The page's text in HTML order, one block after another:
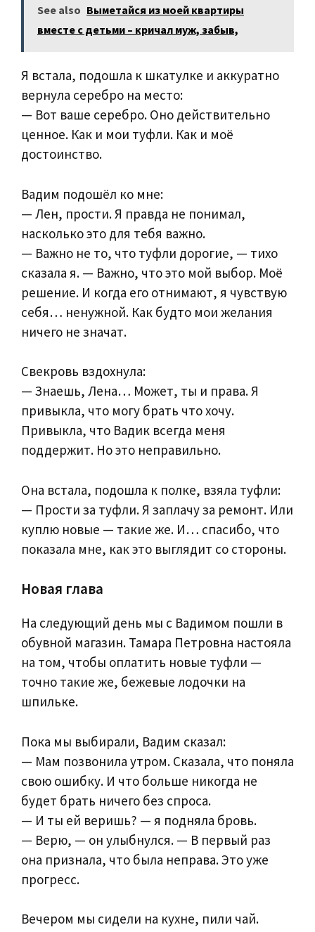
See also Выметайся из моей квартиры
вместе с детьми – кричал муж, забыв,
Я встала, подошла к шкатулке и аккуратно
вернула серебро на место:
— Вот ваше серебро. Оно действительно
ценное. Как и мои туфли. Как и моё
достоинство.
Вадим подошёл ко мне:
— Лен, прости. Я правда не понимал,
насколько это для тебя важно.
— Важно не то, что туфли дорогие, — тихо
сказала я. — Важно, что это мой выбор. Моё
решение. И когда его отнимают, я чувствую
себя… ненужной. Как будто мои желания
ничего не значат.
Свекровь вздохнула:
— Знаешь, Лена… Может, ты и права. Я
привыкла, что могу брать что хочу.
Привыкла, что Вадик всегда меня
поддержит. Но это неправильно.
Она встала, подошла к полке, взяла туфли:
— Прости за туфли. Я заплачу за ремонт. Или
куплю новые — такие же. И… спасибо, что
показала мне, как это выглядит со стороны.
Новая глава
На следующий день мы с Вадимом пошли в
обувной магазин. Тамара Петровна настояла
на том, чтобы оплатить новые туфли —
точно такие же, бежевые лодочки на
шпильке.
Пока мы выбирали, Вадим сказал:
— Мам позвонила утром. Сказала, что поняла
свою ошибку. И что больше никогда не
будет брать ничего без спроса.
— И ты ей веришь? — я подняла бровь.
— Верю, — он улыбнулся. — В первый раз
она признала, что была неправа. Это уже
прогресс.
Вечером мы сидели на кухне, пили чай.